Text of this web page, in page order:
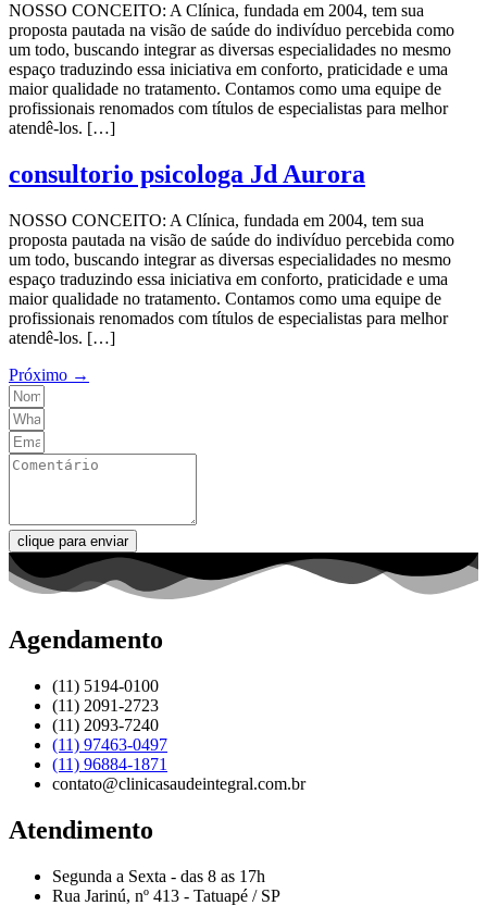
NOSSO CONCEITO: A Clínica, fundada em 2004, tem sua
proposta pautada na visão de saúde do indivíduo percebida como
um todo, buscando integrar as diversas especialidades no mesmo
espaço traduzindo essa iniciativa em conforto, praticidade e uma
maior qualidade no tratamento. Contamos como uma equipe de
profissionais renomados com títulos de especialistas para melhor
atendê-los. […]
consultorio psicologa Jd Aurora
NOSSO CONCEITO: A Clínica, fundada em 2004, tem sua
proposta pautada na visão de saúde do indivíduo percebida como
um todo, buscando integrar as diversas especialidades no mesmo
espaço traduzindo essa iniciativa em conforto, praticidade e uma
maior qualidade no tratamento. Contamos como uma equipe de
profissionais renomados com títulos de especialistas para melhor
atendê-los. […]
Próximo →
clique para enviar
Agendamento
(11) 5194-0100
(11) 2091-2723
(11) 2093-7240
(11) 97463-0497
(11) 96884-1871
contato@clinicasaudeintegral.com.br
Atendimento
Segunda a Sexta - das 8 as 17h
Rua Jarinú, nº 413 - Tatuapé / SP